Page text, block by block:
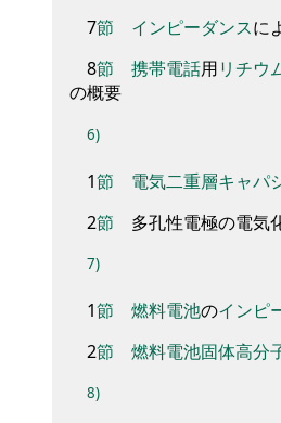
7節 インピーダンスに
8節 携帯電話用リチウ
の概要
6)
1節 電気二重層キャパ
2節 多孔性電極の電気
7)
1節 燃料電池のインピ
2節 燃料電池固体高分
8)